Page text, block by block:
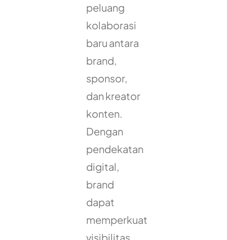
peluang
kolaborasi
baru antara
brand,
sponsor,
dan kreator
konten.
Dengan
pendekatan
digital,
brand
dapat
memperkuat
visibilitas